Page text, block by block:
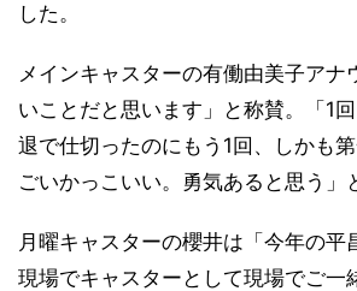
した。
メインキャスターの有働由美子アナ
いことだと思います」と称賛。「1
退で仕切ったのにもう1回、しかも
ごいかっこいい。勇気あると思う」
月曜キャスターの櫻井は「今年の平
現場でキャスターとして現場でご一